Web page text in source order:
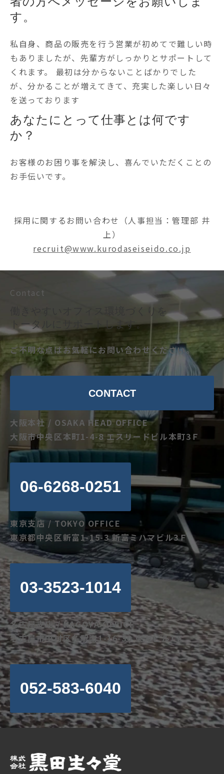
す。
私自身、商品の販売を行う営業が初めてで難しい時
もありましたが、先輩方がしっかりとサポートして
くれます。 最初は分からないことばかりでした
が、分かることが増えてきて、充実した楽しい日々
を送っております
あなたにとって仕事とは何です
か？
お客様のお困り事を解決し、喜んでいただくことの
お手伝いです。
採用に関するお問い合わせ（人事担当：管理部 井
上）
recruit@www.kurodaseiseido.co.jp
Contact
トータルにサポートします。
ご不明な点はお気軽にお問い合わせください。
CONTACT
大阪本社 / OSAKA HEAD OFFICE
大阪市中央区本町1-4-8 エスリードビル本町3Ｆ
06-6268-0251
東京支店 / TOKYO OFFICE
東京都中央区新富1-15-3 新富ミハマビル3Ｆ
03-3523-1014
名古屋支店 / NAGOYA OFFICE
名古屋市中村区名駅南1-16-30 東海ビル1Ｆ
052-583-6040